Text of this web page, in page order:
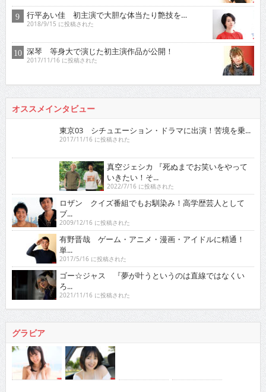
行平あい佳 初主演で大胆な体当たり艶技を…
2018/9/15 に投稿された
深琴 等身大で演じた初主演作品が公開！
2017/11/16 に投稿された
オススメインタビュー
東京03 シチュエーション・ドラマに出演！苦境を乗...
2017/11/16 に投稿された
真空ジェシカ 『死ぬまでお笑いをやっていきたい！そ...
2022/7/16 に投稿された
ロザン クイズ番組でもお馴染み！高学歴芸人として
ブ...
2009/12/16 に投稿された
有野晋哉 ゲーム・アニメ・漫画・アイドルに精通！
単...
2017/5/16 に投稿された
ゴー☆ジャス 『夢が叶うというのは直線ではなくい
ろ...
2021/11/16 に投稿された
グラビア